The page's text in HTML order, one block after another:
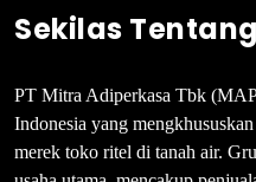
Sekilas
PT Mitra Adiperkasa Tbk
Indonesia yang
merek toko ritel di tanah air.